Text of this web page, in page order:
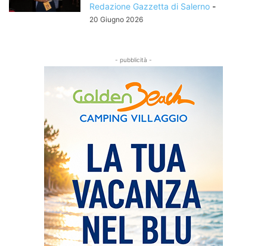
Redazione Gazzetta di Salerno -
20 Giugno 2026
- pubblicità -